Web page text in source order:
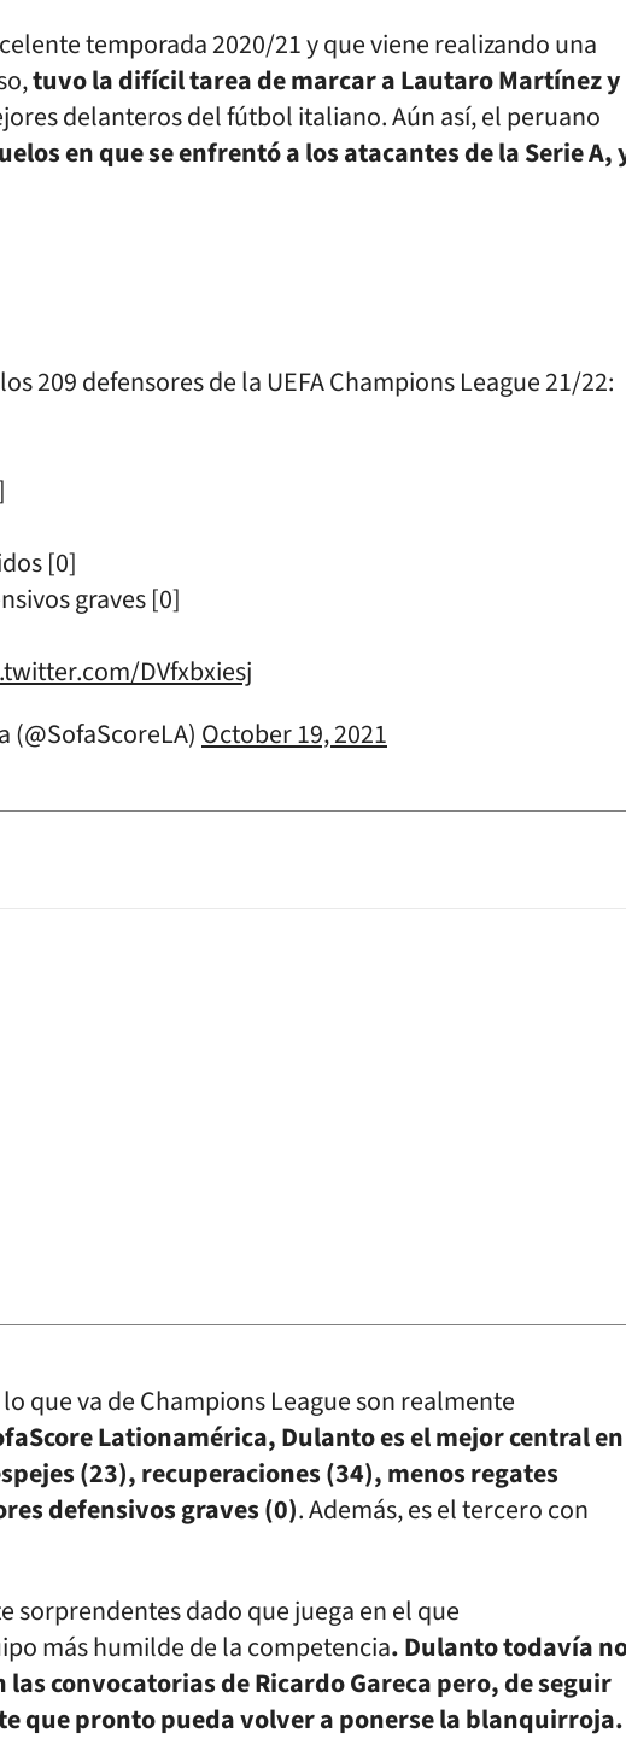
temporada 2020/21 y que viene realizando una
tuvo la difícil tarea de marcar a Lautaro Martínez y
delanteros del fútbol italiano. Aún así, el peruano
en que se enfrentó a los atacantes de la Serie A,
209 defensores de la UEFA Champions League 21/22:
[0]
graves [0]
DVfxbxiesj
October 19, 2021
que va de Champions League son realmente
Lationamérica, Dulanto es el mejor central en
(23), recuperaciones (34), menos regates
defensivos graves (0). Además, es el tercero con
sorprendentes dado que juega en el que
más humilde de la competencia. Dulanto todavía
convocatorias de Ricardo Gareca pero, de seguir
que pronto pueda volver a ponerse la blanquirroja.